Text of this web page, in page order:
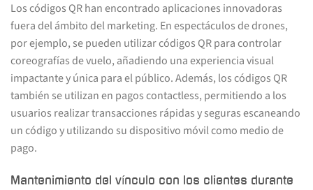
Los códigos QR han encontrado aplicaciones innovadoras
fuera del ámbito del marketing. En espectáculos de drones,
por ejemplo, se pueden utilizar códigos QR para controlar
coreografías de vuelo, añadiendo una experiencia visual
impactante y única para el público. Además, los códigos QR
también se utilizan en pagos contactless, permitiendo a los
usuarios realizar transacciones rápidas y seguras escaneando
un código y utilizando su dispositivo móvil como medio de
pago.
Mantenimiento del vínculo con los clientes durante